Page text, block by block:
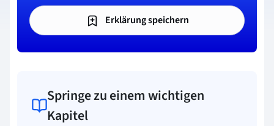
Erklärung speichern
Springe zu einem wichtigen
Kapitel